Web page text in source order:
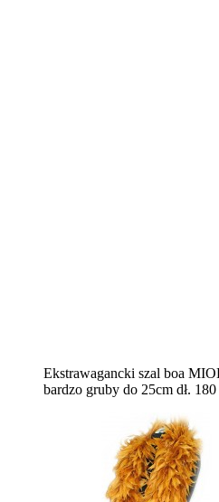
Ekstrawagancki szal boa
bardzo gruby do 25cm dł.